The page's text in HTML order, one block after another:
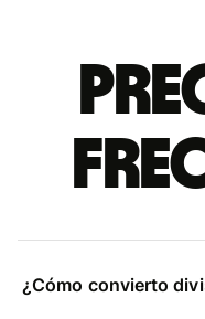
¿Cómo convierto